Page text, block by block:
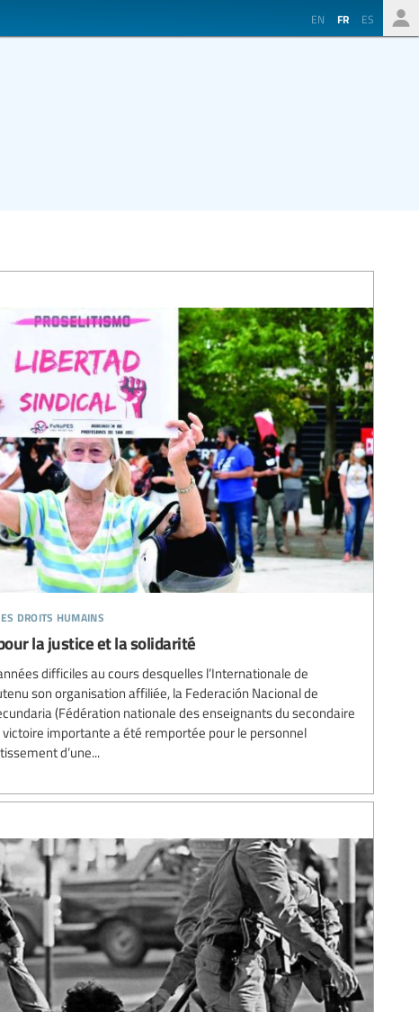
EN FR ES
droits humains
la justice et la solidarité
difficiles au cours desquelles l’Internationale de
son organisation affiliée, la Federación Nacional de
(Fédération nationale des enseignants du secondaire
victoire importante a été remportée pour le personnel
d’une...